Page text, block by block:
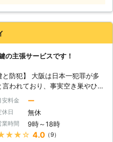
応できるよう24時間営業。お電
付けられるのでお客様の鍵に関す
寝たいのに、鍵が紛失して開けれ
状況であれば睡眠時間がどんどん
れていくため少しでも早く解決し
ですよね。 弊社は、最短20
現場に駆け付けて鍵開けに対応す
とができます。最短20分で駆け
実績豊富なベテランスタッフが、
、最短5分で到着！スピード解決
ております。 カギ110番は、
全国で274社の加盟店が提携して
ておりますので、早朝や深夜に起
カギトラブルにも対応できますの
安心ください。 また、カギ110番
の開錠の他にも、特殊なカギにも
しています。 そのため、他の鍵
は対応できず断られたといった際
の主張サービスです！
と防犯】 大阪は日本一犯罪が多
言われており、事実空き巣やひっ
りといった被害が広く発生してい
。自宅の鍵穴は空き巣のピッキン
いう手口で開けられてしまいます
女性の方はカバンの中に鍵を保管
いる方も多いと思うので、ひった
安料金 ー
休日 無休
業時間 9時～18時
4.0（9）